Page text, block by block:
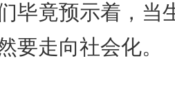
毕竟预示着，当
要走向社会化。